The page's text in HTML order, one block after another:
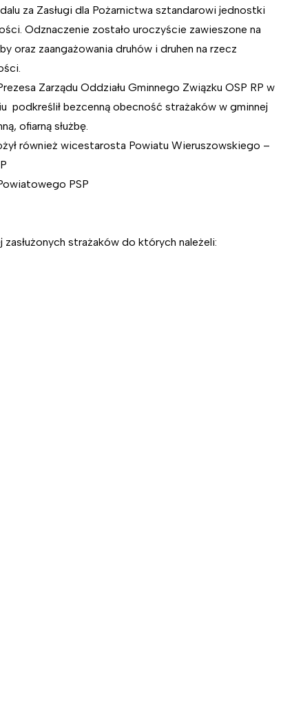
za Zasługi dla Pożarnictwa sztandarowi jednostki
Odznaczenie zostało uroczyście zawieszone na
oraz zaangażowania druhów i druhen na rzecz
Zarządu Oddziału Gminnego Związku OSP RP w
podkreślił bezcenną obecność strażaków w gminnej
ofiarną służbę.
również wicestarosta Powiatu Wieruszowskiego –
PSP
strażaków do których należeli: